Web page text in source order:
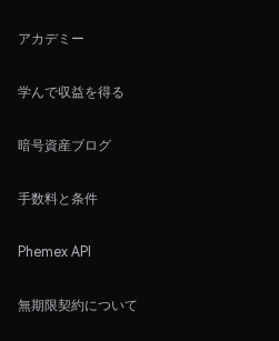
アカデミー
学んで収益を得る
暗号資産ブログ
手数料と条件
Phemex API
無期限契約について